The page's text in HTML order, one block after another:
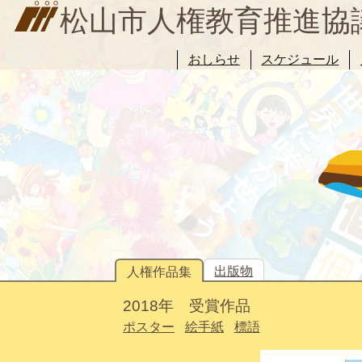
松山市人権教育推進協
おしらせ スケジュール
人権作品集 出版物
2018年 受賞作品
ポスター 絵手紙 標語